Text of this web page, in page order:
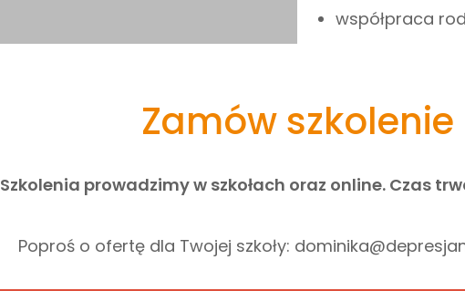
współpraca
Zamów szkolenie
Szkolenia prowadzimy w szkołach oraz online. Czas
Poproś o ofertę dla Twojej szkoły: